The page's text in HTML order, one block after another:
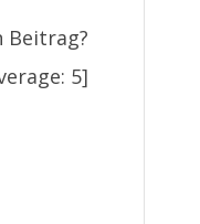
Beitrag?
5]